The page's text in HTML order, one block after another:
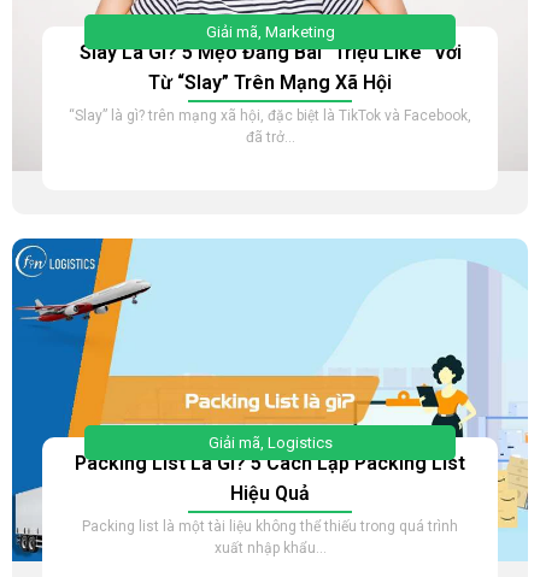
Giải mã Marketing
Slay Là Gì? 5 Mẹo Đăng Bài “Triệu Like” Với
Từ “Slay” Trên Mạng Xã Hội
“Slay” là gì? trên mạng xã hội, đặc biệt là TikTok và Facebook,
đã trở...
Giải mã Logistics
Packing List Là Gì? 5 Cách Lập Packing List
Hiệu Quả
Packing list là một tài liệu không thể thiếu trong quá trình
xuất nhập khẩu...